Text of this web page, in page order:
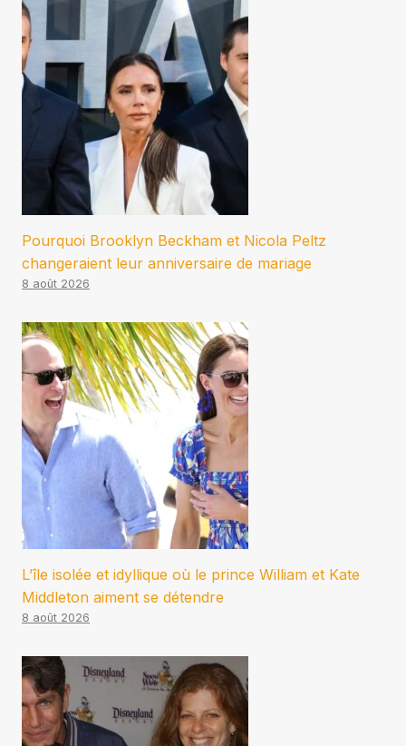
Pourquoi Brooklyn Beckham et Nicola Peltz
changeraient leur anniversaire de mariage
8 août 2026
L’île isolée et idyllique où le prince William et Kate
Middleton aiment se détendre
8 août 2026